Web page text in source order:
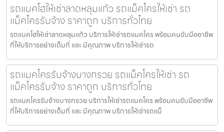
รถแบคโฮให้เช่าลาดหลุมแก้ว รถแม็คโครให้เช่า รถ
แม็คโครรับจ้าง ราคาถูก บริการทั่วไทย
รถแบคโฮให้เช่าลาดหลุมแก้ว บริการให้เช่ารถแมคโคร พร้อมคนขับมืออาชีพ
ที่ให้บริการอย่างเต็มที่ และ มีคุณภาพ บริการให้เช่ารถ
รถแมคโครรับจ้างบางกรวย รถแม็คโครให้เช่า รถ
แม็คโครรับจ้าง ราคาถูก บริการทั่วไทย
รถแมคโครรับจ้างบางกรวย บริการให้เช่ารถแมคโคร พร้อมคนขับมืออาชีพ
ที่ให้บริการอย่างเต็มที่ และ มีคุณภาพ บริการให้เช่ารถแม็